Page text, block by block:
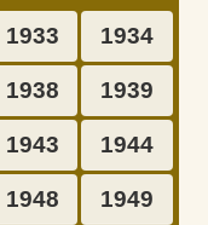
1933 1934
1938 1939
1943 1944
1948 1949